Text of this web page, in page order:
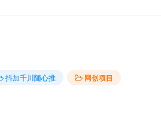
抖加千川随心推 网创项目